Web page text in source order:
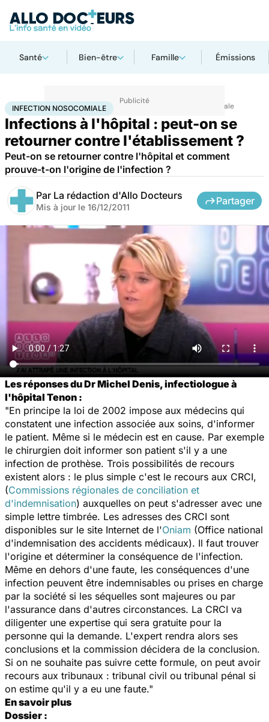
Santé Bien-être Famille Émissions
AccueilSantéMaladiesMaladies infectieuses Infection nosocomiale
INFECTION NOSOCOMIALE
Infections à l'hôpital : peut-on se
retourner contre l'établissement ?
Peut-on se retourner contre l'hôpital et comment
prouve-t-on l'origine de l'infection ?
Par La rédaction d'Allo Docteurs
Mis à jour le 16/12/2011
Partager
Les réponses du Dr Michel Denis, infectiologue à
l'hôpital Tenon :
"En principe la loi de 2002 impose aux médecins qui
constatent une infection associée aux soins, d'informer
le patient. Même si le médecin est en cause. Par exemple
le chirurgien doit informer son patient s'il y a une
infection de prothèse. Trois possibilités de recours
existent alors : le plus simple c'est le recours aux CRCI,
(Commissions régionales de conciliation et
d'indemnisation) auxquelles on peut s'adresser avec une
simple lettre timbrée. Les adresses des CRCI sont
disponibles sur le site Internet de l'Oniam (Office national
d'indemnisation des accidents médicaux). Il faut trouver
l'origine et déterminer la conséquence de l'infection.
Même en dehors d'une faute, les conséquences d'une
infection peuvent être indemnisables ou prises en charge
par la société si les séquelles sont majeures ou par
l'assurance dans d'autres circonstances. La CRCI va
diligenter une expertise qui sera gratuite pour la
personne qui la demande. L'expert rendra alors ses
conclusions et la commission décidera de la conclusion.
Si on ne souhaite pas suivre cette formule, on peut avoir
recours aux tribunaux : tribunal civil ou tribunal pénal si
on estime qu'il y a eu une faute."
En savoir plus
Dossier :